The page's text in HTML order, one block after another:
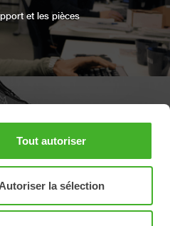
Tout autoriser
Autoriser la sélection
et les pièces
UN SERVICE